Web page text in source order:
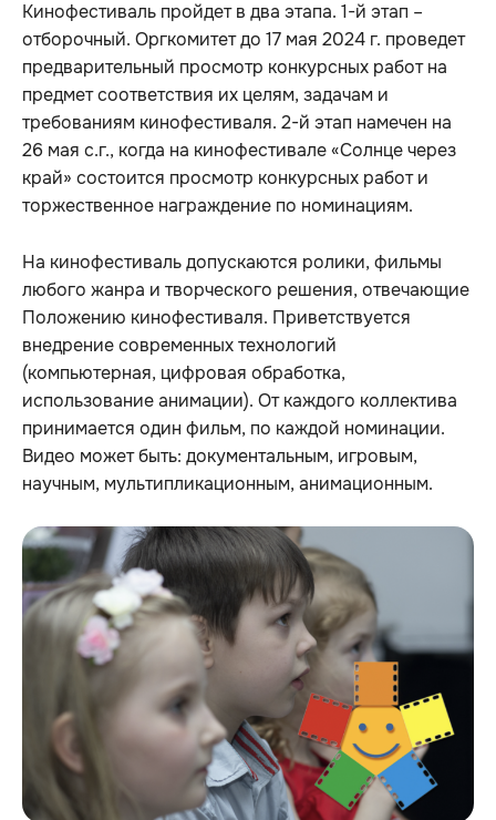
Кинофестиваль пройдет в два этапа. 1-й этап –
отборочный. Оргкомитет до 17 мая 2024 г. проведет
предварительный просмотр конкурсных работ на
предмет соответствия их целям, задачам и
требованиям кинофестиваля. 2-й этап намечен на
26 мая с.г., когда на кинофестивале «Солнце через
край» состоится просмотр конкурсных работ и
торжественное награждение по номинациям.
На кинофестиваль допускаются ролики, фильмы
любого жанра и творческого решения, отвечающие
Положению кинофестиваля. Приветствуется
внедрение современных технологий
(компьютерная, цифровая обработка,
использование анимации). От каждого коллектива
принимается один фильм, по каждой номинации.
Видео может быть: документальным, игровым,
научным, мультипликационным, анимационным.